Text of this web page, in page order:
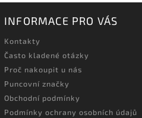
INFORMACE PRO VÁS
Kontakty
Často kladené otázky
Proč nakoupit u nás
Puncovní značky
Obchodní podmínky
Podmínky ochrany osobních údajů